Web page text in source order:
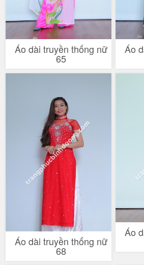
Áo dài truyền thống nữ
65
Áo
Áo dài truyền thống nữ
68
Áo